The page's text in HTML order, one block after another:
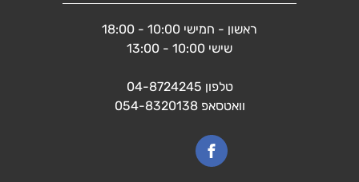
ראשון - חמישי 10:00 - 18:00
שישי 10:00 - 13:00
טלפון 04-8724245
וואטסאפ054-8320138